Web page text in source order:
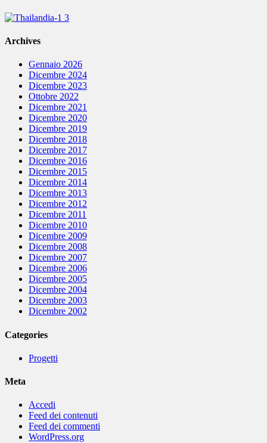
Archives
Gennaio 2026
Dicembre 2024
Dicembre 2023
Ottobre 2022
Dicembre 2021
Dicembre 2020
Dicembre 2019
Dicembre 2018
Dicembre 2017
Dicembre 2016
Dicembre 2015
Dicembre 2014
Dicembre 2013
Dicembre 2012
Dicembre 2011
Dicembre 2010
Dicembre 2009
Dicembre 2008
Dicembre 2007
Dicembre 2006
Dicembre 2005
Dicembre 2004
Dicembre 2003
Dicembre 2002
Categories
Progetti
Meta
Accedi
Feed dei contenuti
Feed dei commenti
WordPress.org